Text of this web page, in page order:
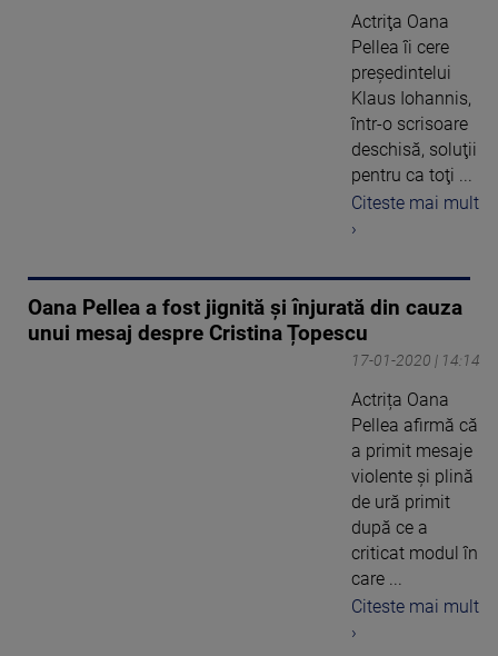
Actriţa Oana
Pellea îi cere
preşedintelui
Klaus Iohannis,
într-o scrisoare
deschisă, soluţii
pentru ca toţi ...
Citeste mai mult
›
Oana Pellea a fost jignită și înjurată din cauza
unui mesaj despre Cristina Țopescu
17-01-2020 | 14:14
Actrița Oana
Pellea afirmă că
a primit mesaje
violente și plină
de ură primit
după ce a
criticat modul în
care ...
Citeste mai mult
›